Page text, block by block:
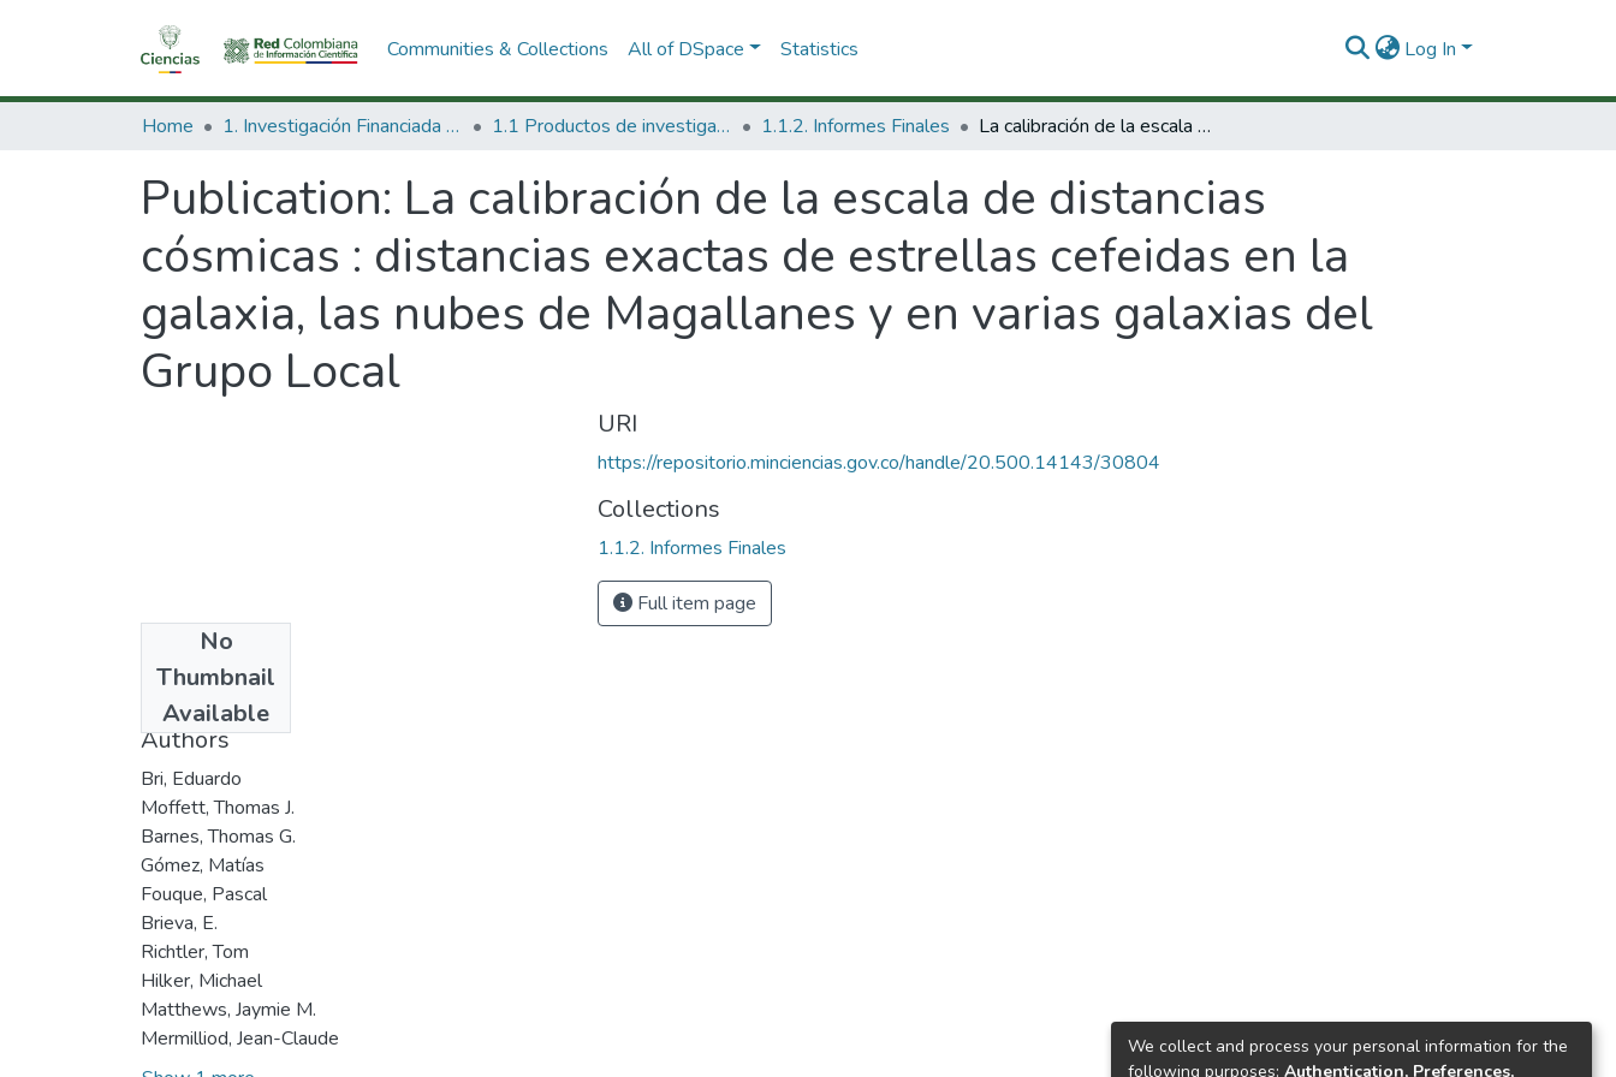
Communities & Collections All of DSpace Statistics Log In
Home 1. Investigación Financiada con Recursos Públicos 1.1 Productos de investigación 1.1.2. Informes Finales La calibración de la escala de distancias cósmicas : distancias exactas de estrellas cefeidas en la galaxia, las nubes de Magallanes y en varias galaxias del Grupo Local
Publication: La calibración de la escala de distancias
cósmicas : distancias exactas de estrellas cefeidas en la
galaxia, las nubes de Magallanes y en varias galaxias del
Grupo Local
No
Thumbnail
Available
2000
Authors
Bri, Eduardo
Moffett, Thomas J.
Barnes, Thomas G.
Gómez, Matías
Fouque, Pascal
Brieva, E.
Richtler, Tom
Hilker, Michael
Matthews, Jaymie M.
Mermilliod, Jean-Claude
URI
https://repositorio.minciencias.gov.co/handle/20.500.14143/30804
Collections
1.1.2. Informes Finales
Full item page
We collect and process your personal information for the
following purposes: Authentication, Preferences,